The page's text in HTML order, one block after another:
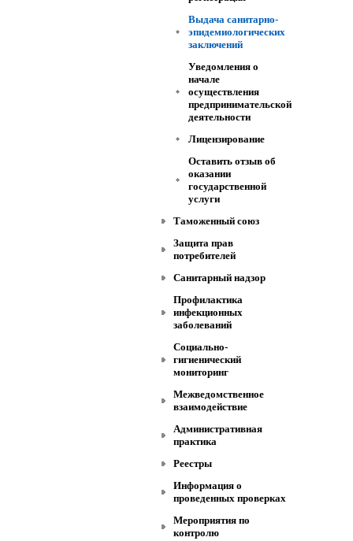
Выдача санитарно-
эпидемиологических
заключений
Уведомления о
начале
осуществления
предпринимательской
деятельности
Лицензирование
Оставить отзыв об
оказании
государственной
услуги
Таможенный союз
Защита прав
потребителей
Санитарный надзор
Профилактика
инфекционных
заболеваний
Социально-
гигиенический
мониторинг
Межведомственное
взаимодействие
Административная
практика
Реестры
Информация о
проведенных проверках
Мероприятия по
контролю